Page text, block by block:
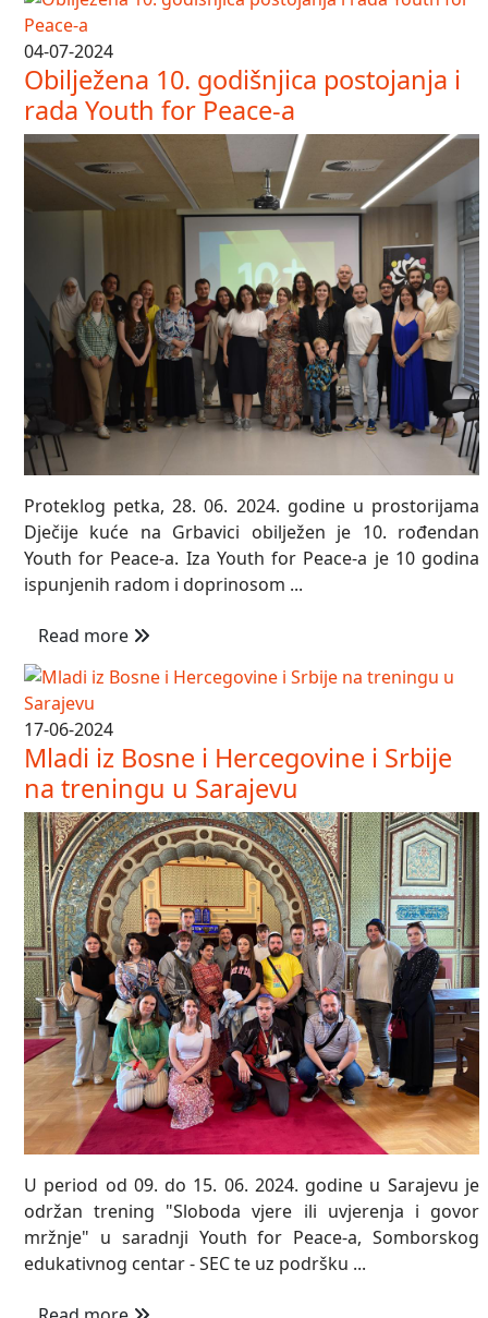
04-07-2024
Obilježena 10. godišnjica postojanja i
rada Youth for Peace-a
Proteklog petka, 28. 06. 2024. godine u prostorijama
Dječije kuće na Grbavici obilježen je 10. rođendan
Youth for Peace-a. Iza Youth for Peace-a je 10 godina
ispunjenih radom i doprinosom ...
Read more
17-06-2024
Mladi iz Bosne i Hercegovine i Srbije
na treningu u Sarajevu
U period od 09. do 15. 06. 2024. godine u Sarajevu je
održan trening "Sloboda vjere ili uvjerenja i govor
mržnje" u saradnji Youth for Peace-a, Somborskog
edukativnog centar - SEC te uz podršku ...